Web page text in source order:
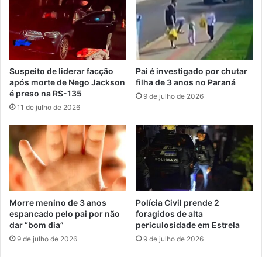
Suspeito de liderar facção
após morte de Nego Jackson
é preso na RS-135
11 de julho de 2026
Pai é investigado por chutar
filha de 3 anos no Paraná
9 de julho de 2026
Morre menino de 3 anos
espancado pelo pai por não
dar “bom dia”
9 de julho de 2026
Polícia Civil prende 2
foragidos de alta
periculosidade em Estrela
9 de julho de 2026